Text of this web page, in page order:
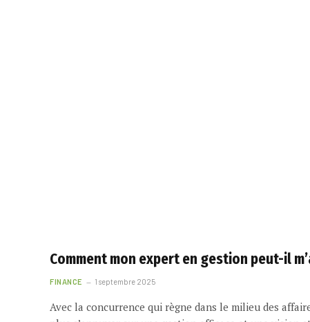
Comment mon expert en gestion peut-il
FINANCE 1 septembre 2025
Avec la concurrence qui règne dans le milieu des